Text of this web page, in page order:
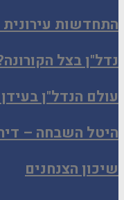
התחדשות
נדל"ן בצל
עולם הנדל"ן
היטל השבחה –
שיכון הצנחנים